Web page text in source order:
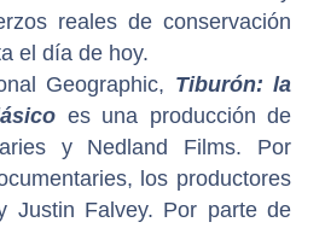
reales de conservación
el día de hoy.
Geographic, Tiburón: la
es una producción de
y Nedland Films. Por
los productores
Justin Falvey. Por parte de